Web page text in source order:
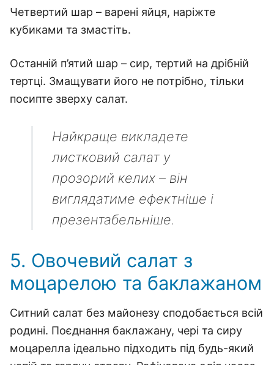
Четвертий шар – варені яйця, наріжте
кубиками та змастіть.
Останній п’ятий шар – сир, тертий на дрібній
тертці. Змащувати його не потрібно, тільки
посипте зверху салат.
Найкраще викладете
листковий салат у
прозорий келих – він
виглядатиме ефектніше і
презентабельніше.
5. Овочевий салат з
моцарелою та баклажаном
Ситний салат без майонезу сподобається всій
родині. Поєднання баклажану, чері та сиру
моцарелла ідеально підходить під будь-який